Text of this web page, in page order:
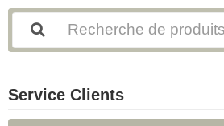
Service Clients